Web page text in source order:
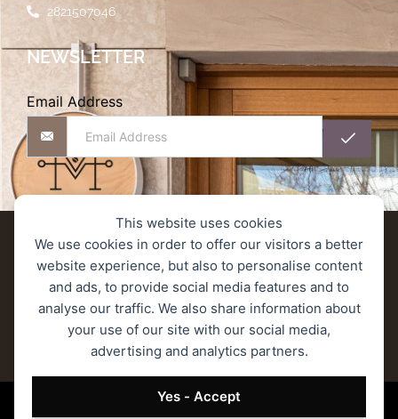
This website uses cookies
We use cookies in order to offer our visitors a better
website experience, but also to personalise content
and ads, to provide social media features and to
analyse our traffic. We also share information about
your use of our site with our social media,
advertising and analytics partners.
Yes - Accept
2821507046
NEWSLETTER
Email Address
Αποστολές προϊόντων
Πολιτική Επιστροφών/Ακύρωσης/Υπαναχώρησης
Πολιτική Απορρήτου Ασφάλεια Συναλλαγών
Όροι Χρήσης